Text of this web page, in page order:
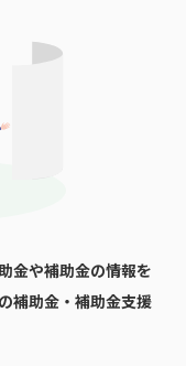
金や補助金の情報を
補助金・補助金支援